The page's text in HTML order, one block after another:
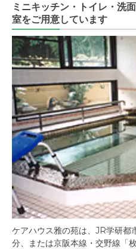
ミニキッチン・トイレ・洗
室をご用意しています
ケアハウス雅の苑は、JR学研都
分、または京阪本線・交野線「